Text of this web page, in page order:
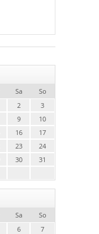
Sa
So
2
3
9
10
16
17
23
24
30 31
Sa
So
6
7